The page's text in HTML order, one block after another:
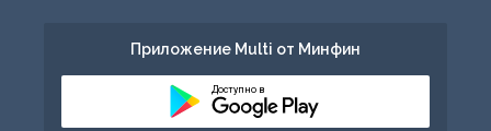
Приложение Multi от Минфин
Доступно в